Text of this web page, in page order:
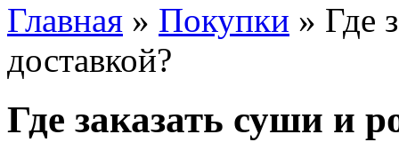
Главная » Покупки » Где
доставкой?
Где заказать суши и